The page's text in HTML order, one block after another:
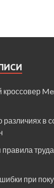
различиях в
при